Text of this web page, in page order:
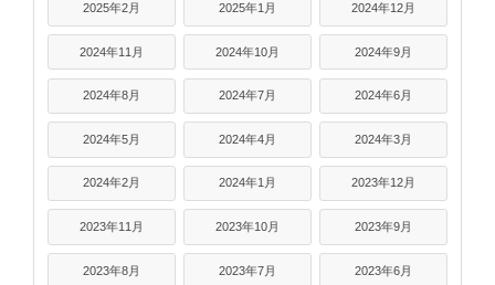
2025年2月 2025年1月 2024年12月
2024年11月 2024年10月 2024年9月
2024年8月 2024年7月 2024年6月
2024年5月 2024年4月 2024年3月
2024年2月 2024年1月 2023年12月
2023年11月 2023年10月 2023年9月
2023年8月 2023年7月 2023年6月